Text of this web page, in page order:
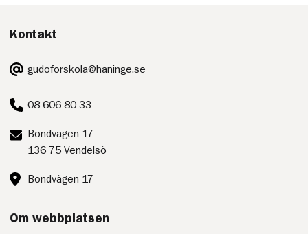
Kontakt
E-
post:
gudoforskola@haninge.se
Telefon:
08-606 80 33
Postadress:
Bondvägen 17
136 75 Vendelsö
Besöksadress:
Bondvägen 17
Om webbplatsen